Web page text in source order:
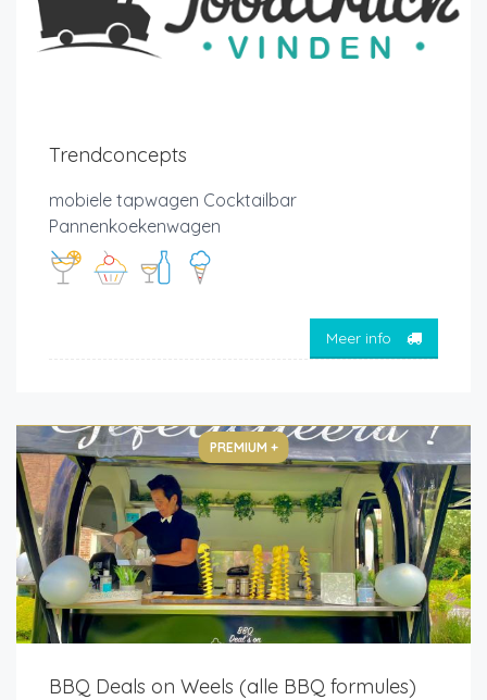
Trendconcepts
mobiele tapwagen Cocktailbar
Pannenkoekenwagen
Meer info
PREMIUM +
BBQ Deals on Weels (alle BBQ formules)